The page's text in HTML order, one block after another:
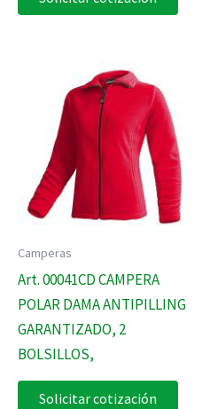
Camperas
Art. 00041CD CAMPERA
POLAR DAMA ANTIPILLING
GARANTIZADO, 2
BOLSILLOS,
Solicitar cotización